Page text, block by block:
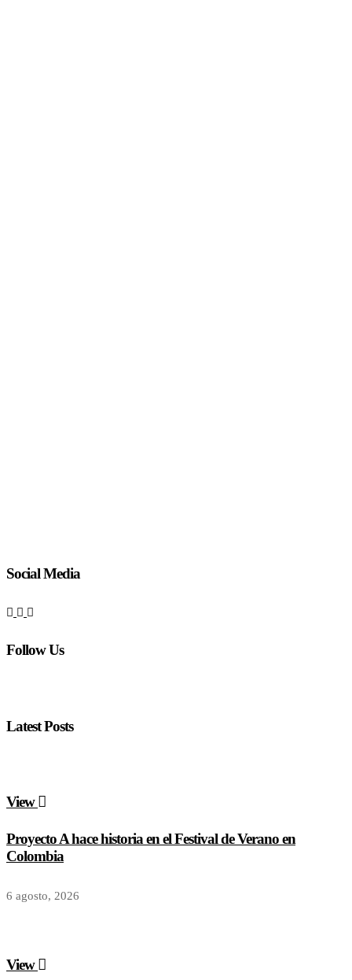
Social Media
Follow Us
Latest Posts
View
Proyecto A hace historia en el Festival de Verano en
Colombia
6 agosto, 2026
View